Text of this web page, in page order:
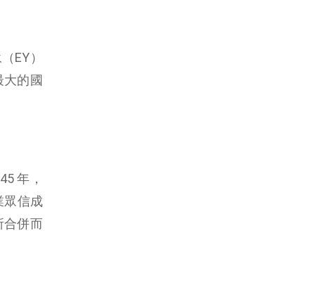
EY）
大的國
年，
眾信成
合併而